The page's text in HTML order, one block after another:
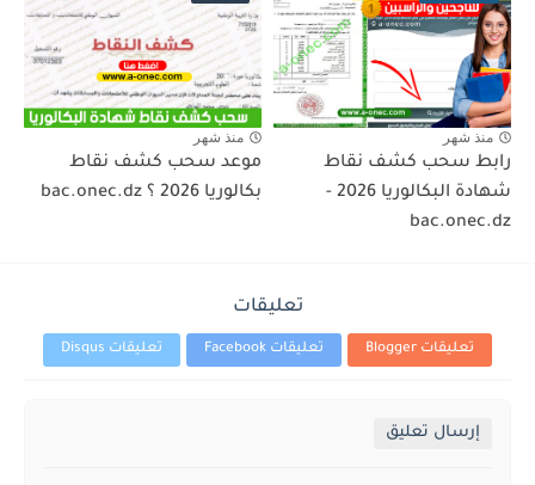
منذ شهر
رابط سحب كشف نقاط
شهادة البكالوريا 2026 -
bac.onec.dz
منذ شهر
موعد سحب كشف نقاط
بكالوريا 2026 ؟ bac.onec.dz
تعليقات
تعليقات Blogger تعليقات Facebook تعليقات Disqus
إرسال تعليق